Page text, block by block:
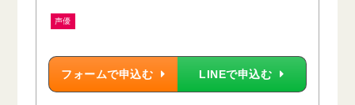
声優
フォームで申込む LINEで申込む